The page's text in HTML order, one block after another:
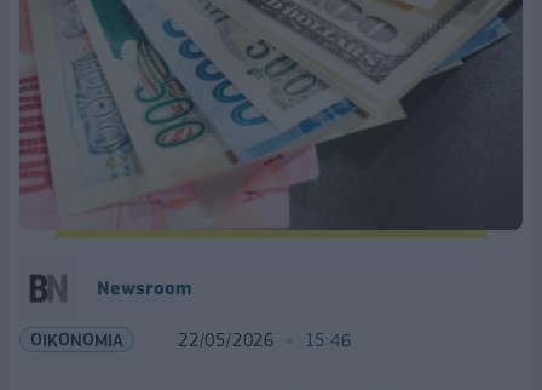
Νewsroom
ΟΙΚΟΝΟΜΙΑ 22/05/2026 15:46